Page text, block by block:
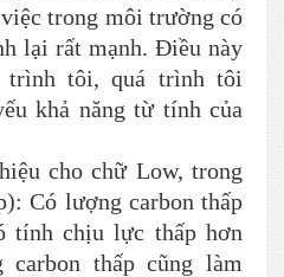
trong môi trường có
lại rất mạnh. Điều này
tôi, quá trình tôi
khả năng từ tính của
cho chữ Low, trong
Có lượng carbon thấp
tính chịu lực thấp hơn
thấp cũng làm